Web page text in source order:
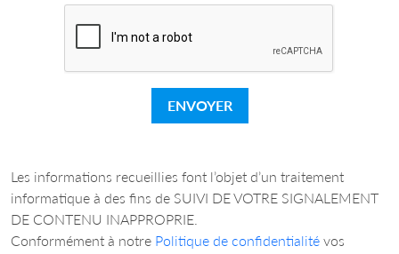
ENVOYER
Les informations recueillies font l’objet d’un traitement
informatique à des fins de SUIVI DE VOTRE SIGNALEMENT
DE CONTENU INAPPROPRIE.
Conformément à notre Politique de confidentialité vos